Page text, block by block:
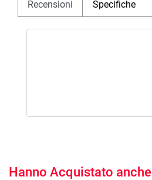
Recensioni Specifiche
Hanno Acquistato anche